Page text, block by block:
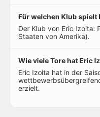
Für welchen Klub spielt
Der Klub von Eric Izoita:
Staaten von Amerika).
Wie viele Tore hat Eric
Eric Izoita hat in der
erzielt.